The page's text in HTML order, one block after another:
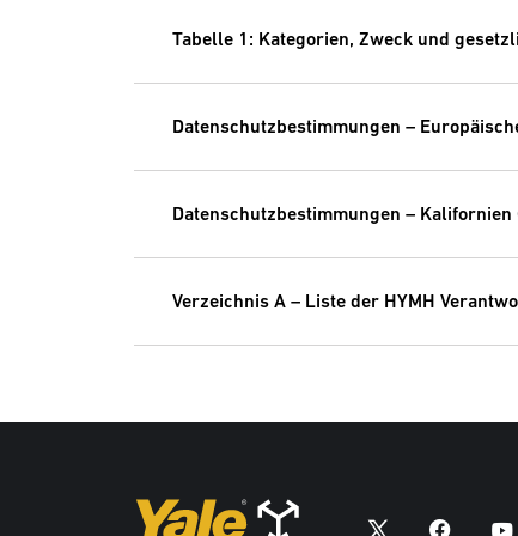
Tabelle 1: Kategorien, Zweck und
Datenschutzbestimmungen –
Datenschutzbestimmungen – Kalifornien
Verzeichnis A – Liste der HYMH